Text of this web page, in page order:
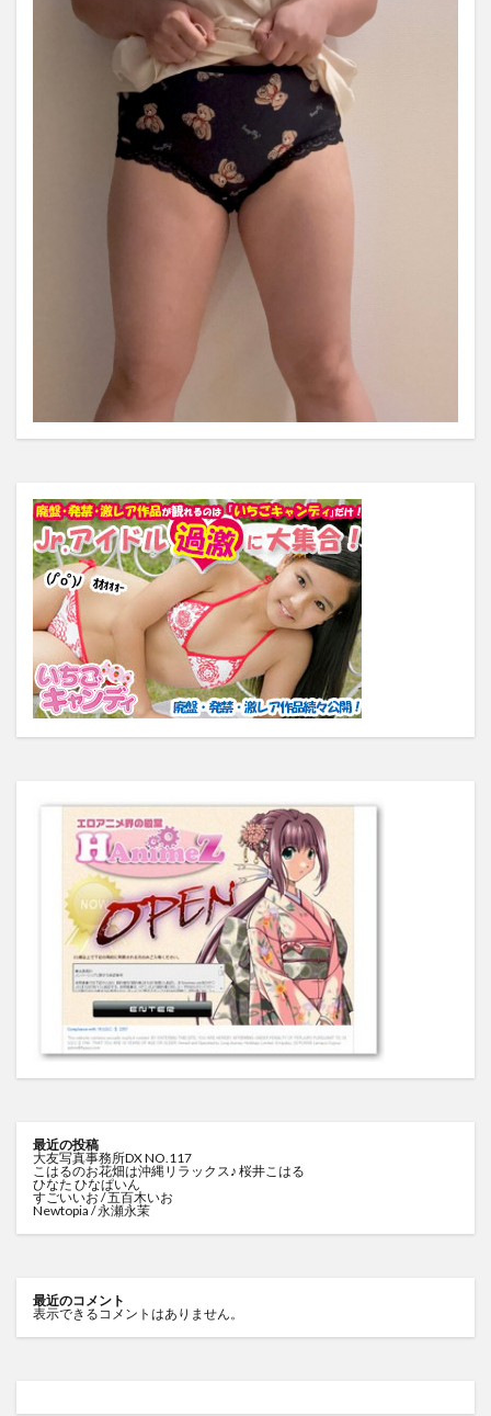
最近の投稿
大友写真事務所DX NO.117
こはるのお花畑は沖縄リラックス♪ 桜井こはる
ひなた ひなぱいん
すごいいお / 五百木いお
Newtopia / 永瀬永茉
最近のコメント
表示できるコメントはありません。